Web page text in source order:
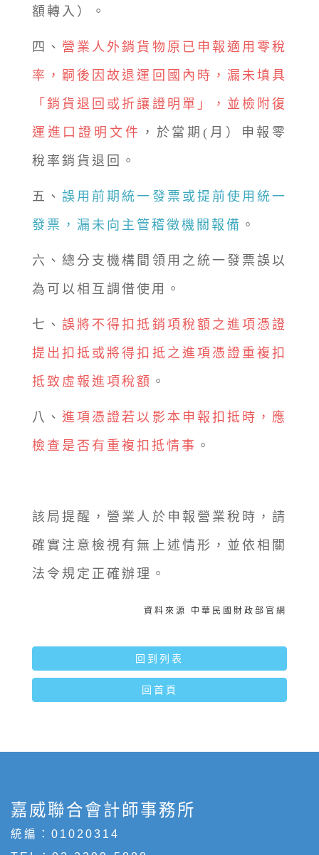
額轉入）。
四、 營業人外銷貨物原已申報適用零稅
率，嗣後因故退運回國內時，漏未填具
「銷貨退回或折讓證明單」，並檢附復
運進口證明文件 ，於當期(月）申報零
稅率銷貨退回。
五、 誤用前期統一發票或提前使用統一
發票，漏未向主管稽徵機關報備 。
六、總分支機構間領用之統一發票誤以
為可以相互調借使用。
七、 誤將不得扣抵銷項稅額之進項憑證
提出扣抵或將得扣抵之進項憑證重複扣
抵致虛報進項稅額 。
八、 進項憑證若以影本申報扣抵時，應
檢查是否有重複扣抵情事 。
該局提醒，營業人於申報營業稅時，請
確實注意檢視有無上述情形，並依相關
法令規定正確辦理。
資料來源 中華民國財政部官網
回到列表
回首頁
嘉威聯合會計師事務所
統編：01020314